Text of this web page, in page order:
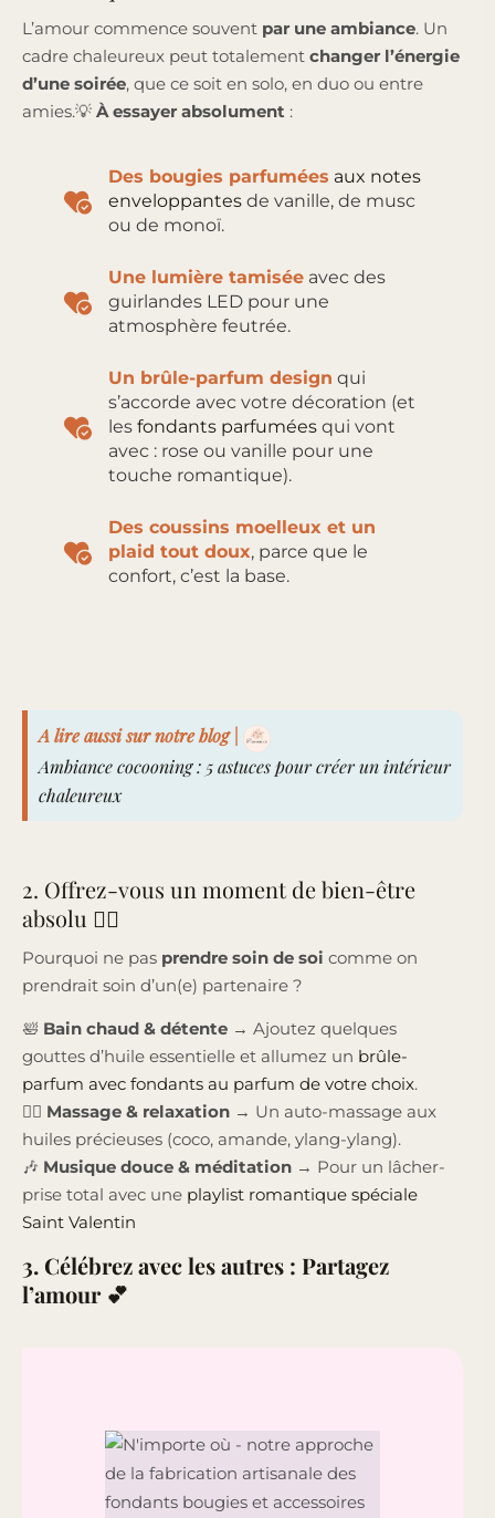
L’amour commence souvent par une ambiance. Un
cadre chaleureux peut totalement changer l’énergie
d’une soirée, que ce soit en solo, en duo ou entre
amies.💡 À essayer absolument :
Des bougies parfumées aux notes
enveloppantes de vanille, de musc
ou de monoï.
Une lumière tamisée avec des
guirlandes LED pour une
atmosphère feutrée.
Un brûle-parfum design qui
s’accorde avec votre décoration (et
les fondants parfumées qui vont
avec : rose ou vanille pour une
touche romantique).
Des coussins moelleux et un
plaid tout doux, parce que le
confort, c’est la base.
A lire aussi sur notre blog |
Ambiance cocooning : 5 astuces pour créer un intérieur
chaleureux
2. Offrez-vous un moment de bien-être
absolu 💆‍♀️
Pourquoi ne pas prendre soin de soi comme on
prendrait soin d’un(e) partenaire ?
🛀 Bain chaud & détente → Ajoutez quelques
gouttes d’huile essentielle et allumez un brûle-
parfum avec fondants au parfum de votre choix.
💆‍♀️ Massage & relaxation → Un auto-massage aux
huiles précieuses (coco, amande, ylang-ylang).
🎶 Musique douce & méditation → Pour un lâcher-
prise total avec une playlist romantique spéciale
Saint Valentin
3. Célébrez avec les autres : Partagez
l’amour 💕